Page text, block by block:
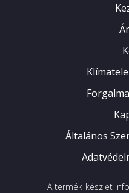
Általános
A termék-készlet